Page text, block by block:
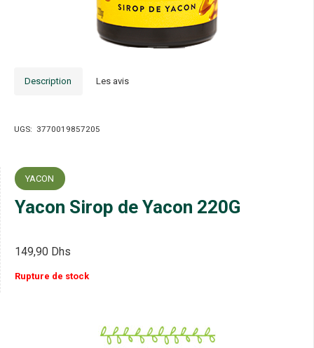
Description Les avis
UGS: 3770019857205
YACON
Yacon Sirop de Yacon 220G
149,90 Dhs
Rupture de stock